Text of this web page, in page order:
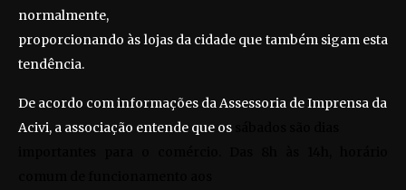
normalmente,
proporcionando às lojas da cidade que também sigam esta
tendência.
De acordo com informações da Assessoria de Imprensa da
Acivi, a associação entende que os